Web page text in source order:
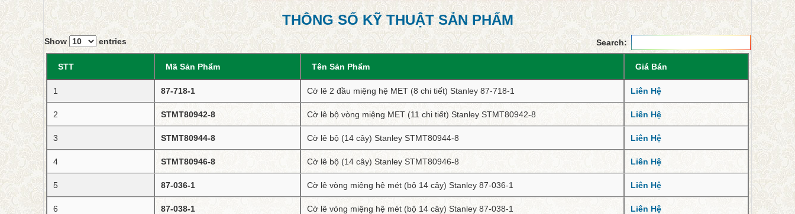
THÔNG SỐ KỸ THUẬT SẢN PHẨM
Show entries Search:
STT Mã Sản Phẩm Tên Sản Phẩm Giá Bán
1 87-718-1 Cờ lê 2 đầu miệng hệ MET (8 chi tiết) Stanley 87-718-1 Liên Hệ
2 STMT80942-8 Cờ lê bộ vòng miệng MET (11 chi tiết) Stanley STMT80942-8 Liên Hệ
3 STMT80944-8 Cờ lê bộ (14 cây) Stanley STMT80944-8 Liên Hệ
4 STMT80946-8 Cờ lê bộ (14 cây) Stanley STMT80946-8 Liên Hệ
5 87-036-1 Cờ lê vòng miệng hệ mét (bộ 14 cây) Stanley 87-036-1 Liên Hệ
6 87-038-1 Cờ lê vòng miệng hệ mét (bộ 14 cây) Stanley 87-038-1 Liên Hệ